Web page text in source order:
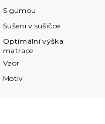
S gumou
Sušení v sušičce
Optimální výška
matrace
Vzor
Motiv